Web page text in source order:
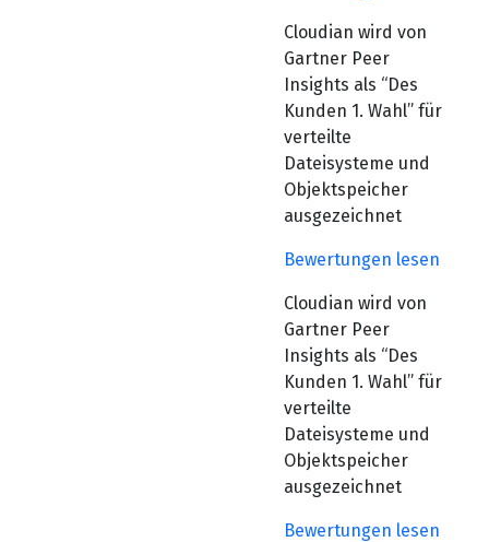
Cloudian wird von
Gartner Peer
Insights als “Des
Kunden 1. Wahl” für
verteilte
Dateisysteme und
Objektspeicher
ausgezeichnet
Bewertungen lesen
Cloudian wird von
Gartner Peer
Insights als “Des
Kunden 1. Wahl” für
verteilte
Dateisysteme und
Objektspeicher
ausgezeichnet
Bewertungen lesen